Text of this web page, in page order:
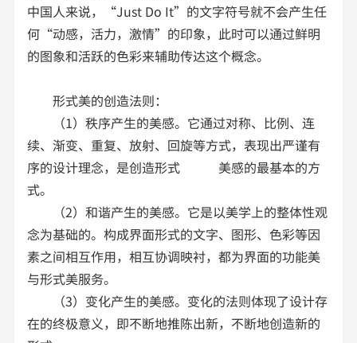
中国人来说，“Just Do It”的文字符号就不会产生任
何“动感，活力，激情”的印象，此时可以通过鲜明
的图象和活跃的色彩来辅助传达这个概念。
形式美的创造法则：
（1）秩序产生的美感。它通过对称、比例、连
续、渐变、重复、放射、回旋等方式，表现出严谨有
序的设计理念，是创造形式 美感的最基本的方
式。
（2）和谐产生的美感。它是以美学上的整体性观
念为基础的。构成界面形式的文字、图形、色彩等因
素之间相互作用，相互协调映衬，都为界面的功能美
与形式美服务。
（3）变化产生的美感。变化的法则体现了设计存
在的终极意义，即不断地推陈出新，不断地创造新的